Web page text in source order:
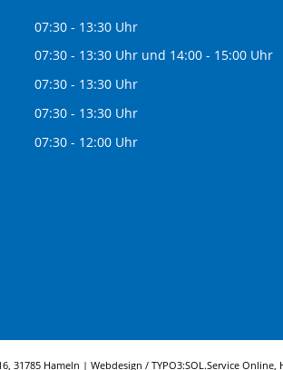
07:30 - 13:30 Uhr
07:30 - 13:30 Uhr und 14:00 - 15:00 Uhr
07:30 - 13:30 Uhr
07:30 - 13:30 Uhr
07:30 - 12:00 Uhr
31785 Hameln | Webdesign / TYPO3:SOL.Service Online,